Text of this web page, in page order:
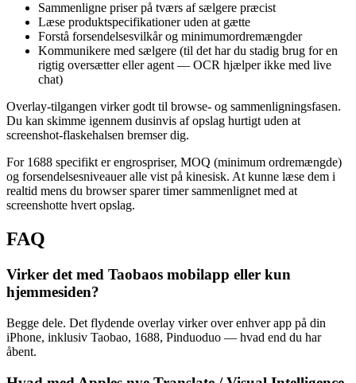
Sammenligne priser på tværs af sælgere præcist
Læse produktspecifikationer uden at gætte
Forstå forsendelsesvilkår og minimumordremængder
Kommunikere med sælgere (til det har du stadig brug for en
rigtig oversætter eller agent — OCR hjælper ikke med live
chat)
Overlay-tilgangen virker godt til browse- og sammenligningsfasen.
Du kan skimme igennem dusinvis af opslag hurtigt uden at
screenshot-flaskehalsen bremser dig.
For 1688 specifikt er engrospriser, MOQ (minimum ordremængde)
og forsendelsesniveauer alle vist på kinesisk. At kunne læse dem i
realtid mens du browser sparer timer sammenlignet med at
screenshotte hvert opslag.
FAQ
Virker det med Taobaos mobilapp eller kun
hjemmesiden?
Begge dele. Det flydende overlay virker over enhver app på din
iPhone, inklusiv Taobao, 1688, Pinduoduo — hvad end du har
åbent.